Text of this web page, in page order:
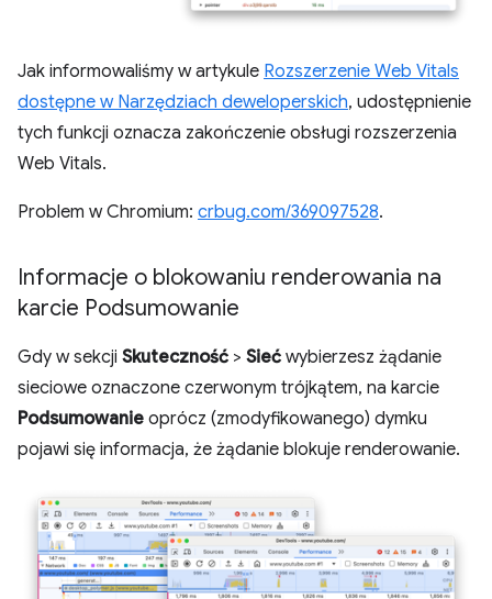
Jak informowaliśmy w artykule Rozszerzenie Web Vitals
dostępne w Narzędziach deweloperskich, udostępnienie
tych funkcji oznacza zakończenie obsługi rozszerzenia
Web Vitals.
Problem w Chromium: crbug.com/369097528.
Informacje o blokowaniu renderowania na
karcie Podsumowanie
Gdy w sekcji Skuteczność > Sieć wybierzesz żądanie
sieciowe oznaczone czerwonym trójkątem, na karcie
Podsumowanie oprócz (zmodyfikowanego) dymku
pojawi się informacja, że żądanie blokuje renderowanie.